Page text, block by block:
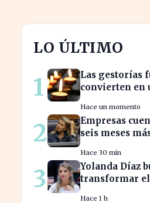
LO ÚLTIMO
1
Las gestorías
convierten en
administrativo
fallecimiento.
Hace un momento
2
Empresas
seis meses
restricciones de
Hace 30 min
3
Yolanda Díaz
transformar
Hace 1 h